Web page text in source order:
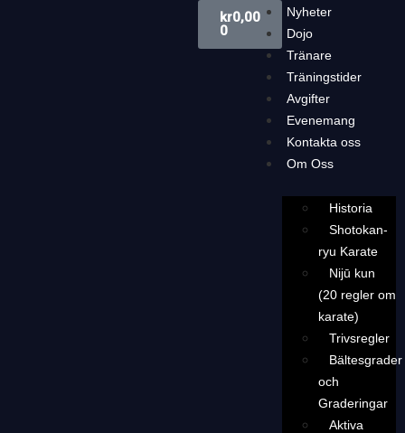
kr0,00
0
Nyheter
Dojo
Tränare
Träningstider
Avgifter
Evenemang
Kontakta oss
Om Oss
Historia
Shotokan-
ryu Karate
Nijū kun
(20 regler om
karate)
Trivsregler
Bältesgrader
och
Graderingar
Aktiva